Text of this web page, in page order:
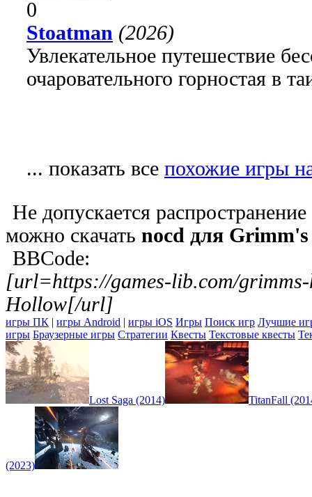
0
Stoatman (2026)
Увлекательное путешествие
очаровательного горностая в
... показать все похожие игры
Не допускается
можно скачать nocd для
BBCode:
[url=https://games-lib.com/
Hollow[/url]
игры ПК | игры Android | игры iOS Игры Поиск игр Лучшие
игры Браузерные игры Стратегии Квесты Текстовые квесты
Lost Saga (2014) TitanFall
(2023)